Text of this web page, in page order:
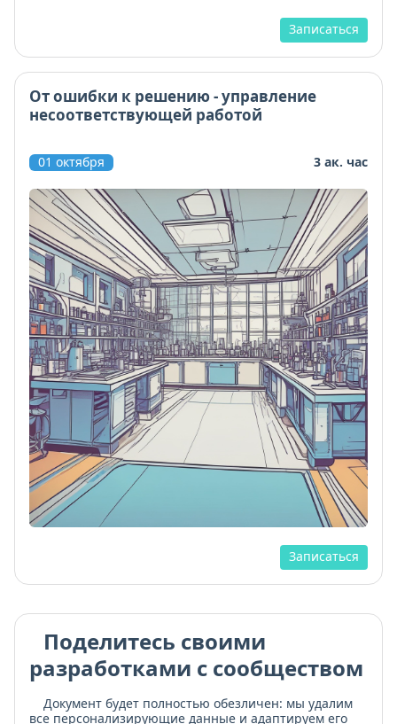
Записаться
От ошибки к решению - управление
несоответствующей работой
01 октября 3 ак. час
Записаться
Поделитесь своими
разработками с сообществом
Документ будет полностью обезличен: мы удалим
все персонализирующие данные и адаптируем его